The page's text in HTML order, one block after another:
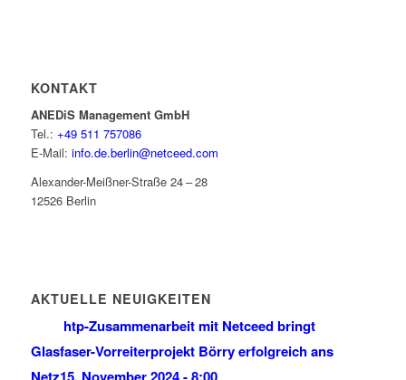
KONTAKT
ANEDiS Management GmbH
Tel.: +49 511 757086
E-Mail: info.de.berlin@netceed.com
Alexander-Meißner-Straße 24 – 28
12526 Berlin
AKTUELLE NEUIGKEITEN
htp-Zusammenarbeit mit Netceed bringt
Glasfaser-Vorreiterprojekt Börry erfolgreich ans